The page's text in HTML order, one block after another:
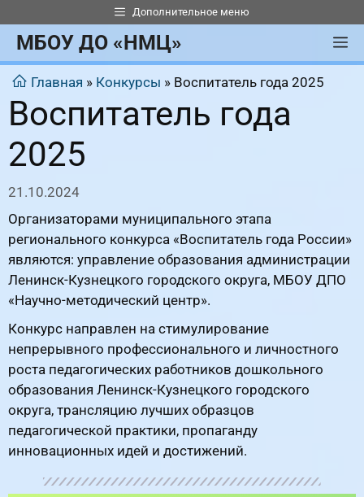
к
содержимому
Дополнительное меню
МБОУ ДО «НМЦ»
Главная » Конкурсы » Воспитатель года 2025
Воспитатель года
2025
21.10.2024
Организаторами муниципального этапа
регионального конкурса «Воспитатель года России»
являются: управление образования администрации
Ленинск-Кузнецкого городского округа, МБОУ ДПО
«Научно-методический центр».
Конкурс направлен на стимулирование
непрерывного профессионального и личностного
роста педагогических работников дошкольного
образования Ленинск-Кузнецкого городского
округа, трансляцию лучших образцов
педагогической практики, пропаганду
инновационных идей и достижений.